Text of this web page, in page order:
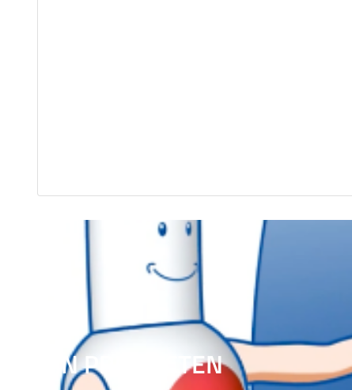
MIJN PRODUCTEN